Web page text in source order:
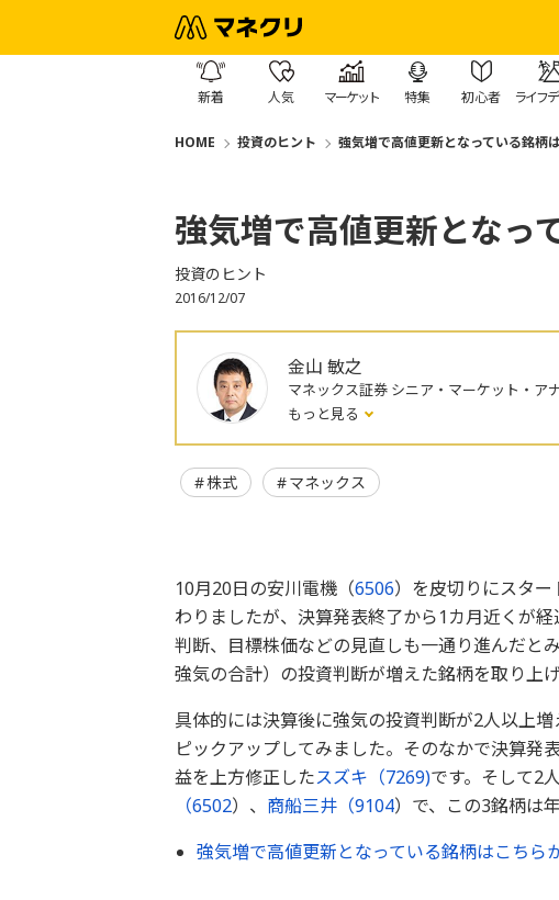
新着 人気 マーケット 特集 初心者 ライフ
HOME 投資のヒント 強気増で高値更新となっている銘柄
強気増で高値更新となっ
投資のヒント
2016/12/07
金山 敏之
マネックス証券 シニア・マーケット・ア
もっと見る
株式 マネックス
10月20日の安川電機（6506）を皮切りにスタ
わりましたが、決算発表終了から1カ月近くが
判断、目標株価などの見直しも一通り進んだと
強気の合計）の投資判断が増えた銘柄を取り上げ
具体的には決算後に強気の投資判断が2人以上
ピックアップしてみました。そのなかで決算発
益を上方修正したスズキ（7269)です。そして2
（6502）、 商船三井（9104）で、この3銘柄は
強気増で高値更新となっている銘柄はこちら